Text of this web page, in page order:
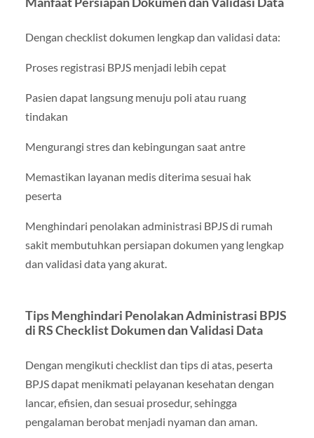
Dengan checklist dokumen lengkap dan validasi data:
Proses registrasi BPJS menjadi lebih cepat
Pasien dapat langsung menuju poli atau ruang
tindakan
Mengurangi stres dan kebingungan saat antre
Memastikan layanan medis diterima sesuai hak
peserta
Menghindari penolakan administrasi BPJS di rumah
sakit membutuhkan persiapan dokumen yang lengkap
dan validasi data yang akurat.
Tips Menghindari Penolakan Administrasi BPJS
di RS Checklist Dokumen dan Validasi Data
Dengan mengikuti checklist dan tips di atas, peserta
BPJS dapat menikmati pelayanan kesehatan dengan
lancar, efisien, dan sesuai prosedur, sehingga
pengalaman berobat menjadi nyaman dan aman.